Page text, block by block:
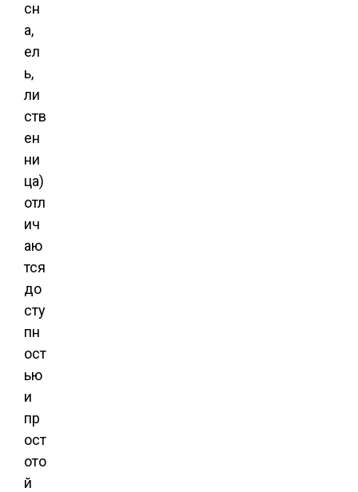
сн
а,
ел
ь,
ли
ств
ен
ни
ца)
отл
ич
аю
тся
до
сту
пн
ост
ью
и
пр
ост
ото
й